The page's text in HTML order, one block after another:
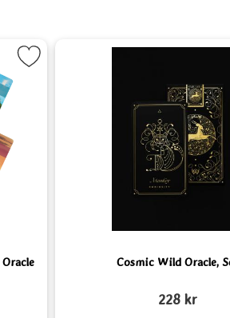
Spirits of Nature Oracle som favorit
Cosmic Wild Oracle,
228 kr
Markera